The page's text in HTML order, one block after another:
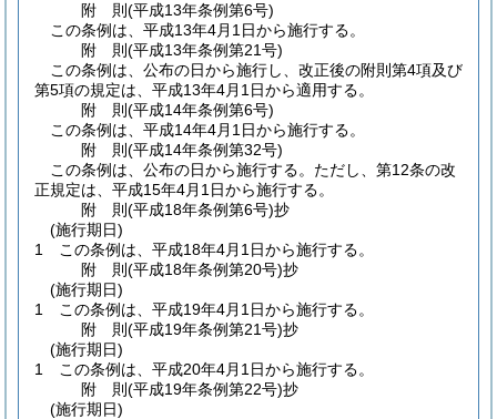
附 則(平成13年条例第6号)
この条例は、平成13年4月1日から施行する。
附 則(平成13年条例第21号)
この条例は、公布の日から施行し、改正後の附則第4項及び
第5項の規定は、平成13年4月1日から適用する。
附 則(平成14年条例第6号)
この条例は、平成14年4月1日から施行する。
附 則(平成14年条例第32号)
この条例は、公布の日から施行する。 ただし、第12条の改
正規定は、平成15年4月1日から施行する。
附 則(平成18年条例第6号)抄
(施行期日)
1
この条例は、平成18年4月1日から施行する。
附 則(平成18年条例第20号)抄
(施行期日)
1
この条例は、平成19年4月1日から施行する。
附 則(平成19年条例第21号)抄
(施行期日)
1
この条例は、平成20年4月1日から施行する。
附 則(平成19年条例第22号)抄
(施行期日)